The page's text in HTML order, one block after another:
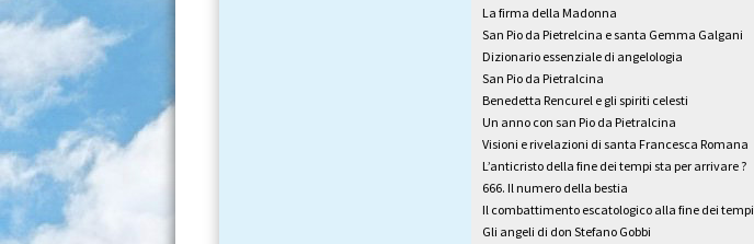
La firma della Madonna
San Pio da Pietrelcina e santa Gemma Galgani
Dizionario essenziale di angelologia
San Pio da Pietralcina
Benedetta Rencurel e gli spiriti celesti
Un anno con san Pio da Pietralcina
Visioni e rivelazioni di santa Francesca Romana
L’anticristo della fine dei tempi sta per arrivare ?
666. Il numero della bestia
Il combattimento escatologico alla fine dei tempi
Gli angeli di don Stefano Gobbi